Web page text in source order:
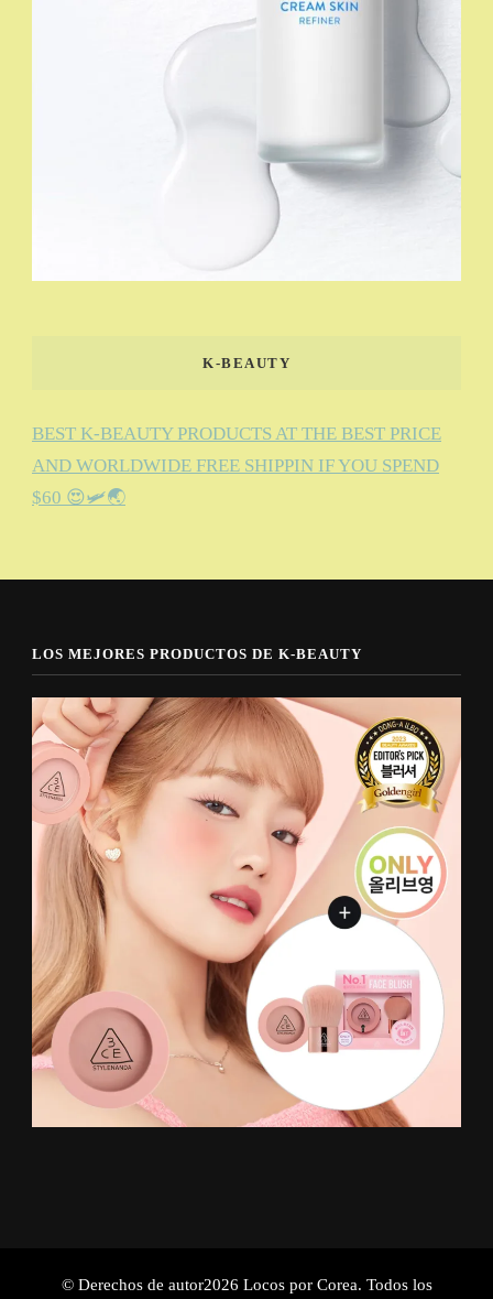
K-BEAUTY
BEST K-BEAUTY PRODUCTS AT THE BEST PRICE
AND WORLDWIDE FREE SHIPPIN IF YOU SPEND
$60 😍🛩️🌏
LOS MEJORES PRODUCTOS DE K-BEAUTY
© Derechos de autor2026 Locos por Corea. Todos los